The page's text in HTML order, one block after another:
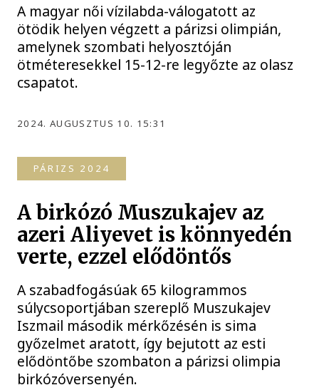
A magyar női vízilabda-válogatott az
ötödik helyen végzett a párizsi olimpián,
amelynek szombati helyosztóján
ötméteresekkel 15-12-re legyőzte az olasz
csapatot.
2024. AUGUSZTUS 10. 15:31
PÁRIZS 2024
A birkózó Muszukajev az
azeri Aliyevet is könnyedén
verte, ezzel elődöntős
A szabadfogásúak 65 kilogrammos
súlycsoportjában szereplő Muszukajev
Iszmail második mérkőzésén is sima
győzelmet aratott, így bejutott az esti
elődöntőbe szombaton a párizsi olimpia
birkózóversenyén.